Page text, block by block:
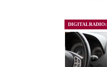
DIGITALRADIO: